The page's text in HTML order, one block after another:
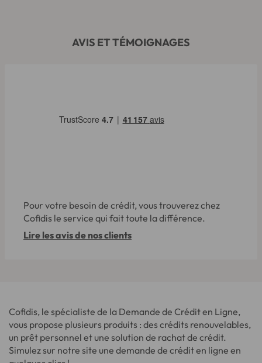
AVIS ET TÉMOIGNAGES
Pour votre besoin de crédit, vous trouverez chez
Cofidis le service qui fait toute la différence.
Lire les avis de nos clients
Cofidis, le spécialiste de la Demande de Crédit en Ligne,
vous propose plusieurs produits : des crédits renouvelables,
un prêt personnel et une solution de rachat de crédit.
Simulez sur notre site une demande de crédit en ligne en